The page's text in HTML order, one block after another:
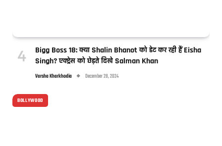
Bigg Boss 18: क्या Shalin Bhanot को डेट कर रही हैं Eisha
Singh? एक्ट्रेस को छेड़ते दिखे Salman Khan
Varsha Kharkhodia December 28, 2024
BOLLYWOOD